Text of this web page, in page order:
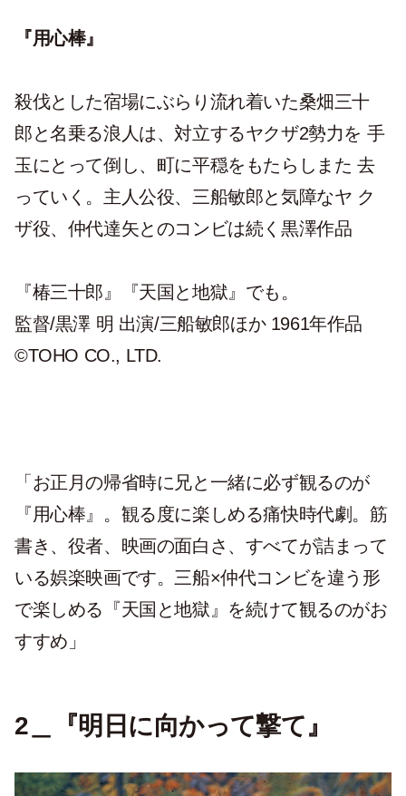
『用心棒』
殺伐とした宿場にぶらり流れ着いた桑畑三十
郎と名乗る浪人は、対立するヤクザ2勢力を 手
玉にとって倒し、町に平穏をもたらしまた 去
っていく。主人公役、三船敏郎と気障なヤ ク
ザ役、仲代達矢とのコンビは続く黒澤作品
『椿三十郎』『天国と地獄』でも。
監督/黒澤 明 出演/三船敏郎ほか 1961年作品
©TOHO CO., LTD.
「お正月の帰省時に兄と一緒に必ず観るのが
『用心棒』。観る度に楽しめる痛快時代劇。筋
書き、役者、映画の面白さ、すべてが詰まって
いる娯楽映画です。三船×仲代コンビを違う形
で楽しめる『天国と地獄』を続けて観るのがお
すすめ」
2＿『明日に向かって撃て』